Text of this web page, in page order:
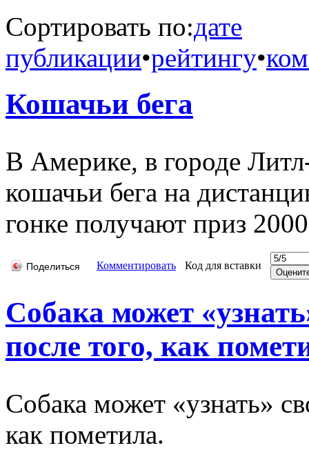
Сортировать по:дате
публикации•рейтингу•
Кошачьи бега
В Америке, в городе
кошачьи бега на
гонке получают приз
Поделиться Комментировать Код для вставки
Собака может
после того, как
Собака может «узнать»
как пометила.